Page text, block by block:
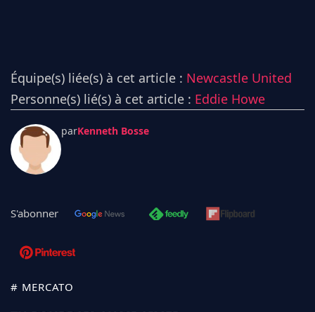
Équipe(s) liée(s) à cet article : Newcastle United
Personne(s) lié(s) à cet article : Eddie Howe
parKenneth Bosse
S'abonner
# MERCATO